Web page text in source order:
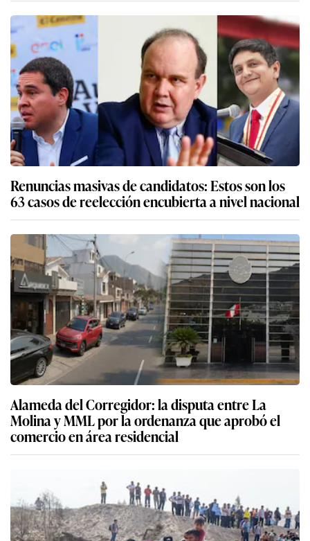
Renuncias masivas de candidatos: Estos son los
63 casos de reelección encubierta a nivel nacional
Alameda del Corregidor: la disputa entre La
Molina y MML por la ordenanza que aprobó el
comercio en área residencial